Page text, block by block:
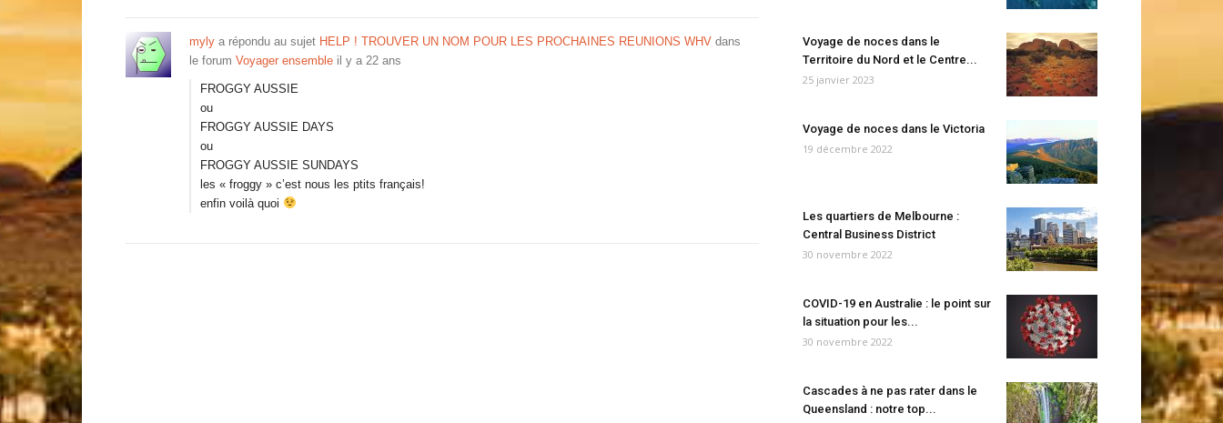
myly a répondu au sujet HELP ! TROUVER UN NOM POUR LES PROCHAINES REUNIONS WHV dans
le forum Voyager ensemble il y a 22 ans
FROGGY AUSSIE
ou
FROGGY AUSSIE DAYS
ou
FROGGY AUSSIE SUNDAYS
les « froggy » c’est nous les ptits français!
enfin voilà quoi
Voyage de noces dans le
Territoire du Nord et le Centre...
25 janvier 2023
Voyage de noces dans le Victoria
19 décembre 2022
Les quartiers de Melbourne :
Central Business District
30 novembre 2022
COVID-19 en Australie : le point sur
la situation pour les...
30 novembre 2022
Cascades à ne pas rater dans le
Queensland : notre top...